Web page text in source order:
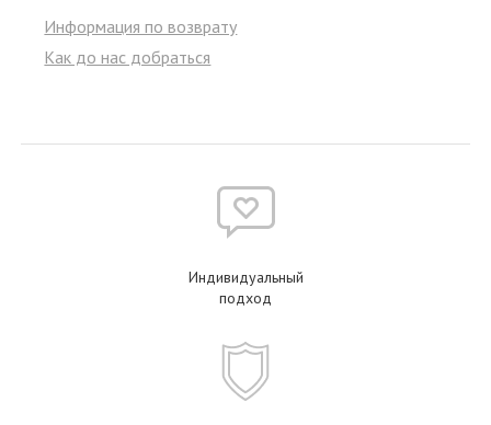
Информация по возврату
Как до нас добраться
Индивидуальный
подход